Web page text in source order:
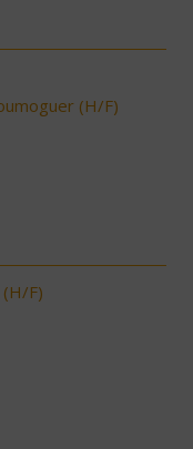
(H/F)
F)